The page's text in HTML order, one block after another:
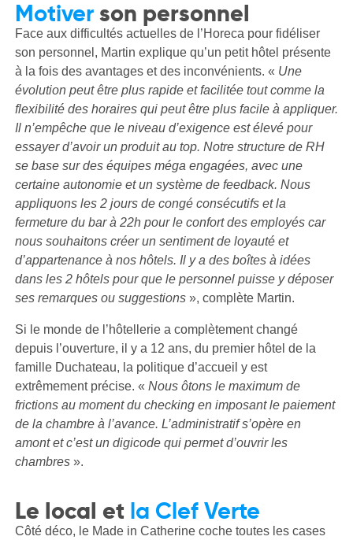
Motiverson personnel
Face aux difficultés actuelles de l’Horeca pour fidéliser
son personnel, Martin explique qu’un petit hôtel présente
à la fois des avantages et des inconvénients. « Une
évolution peut être plus rapide et facilitée tout comme la
flexibilité des horaires qui peut être plus facile à appliquer.
Il n’empêche que le niveau d’exigence est élevé pour
essayer d’avoir un produit au top. Notre structure de RH
se base sur des équipes méga engagées, avec une
certaine autonomie et un système de feedback. Nous
appliquons les 2 jours de congé consécutifs et la
fermeture du bar à 22h pour le confort des employés car
nous souhaitons créer un sentiment de loyauté et
d’appartenance à nos hôtels. Il y a des boîtes à idées
dans les 2 hôtels pour que le personnel puisse y déposer
ses remarques ou suggestions», complète Martin.
Si le monde de l’hôtellerie a complètement changé
depuis l’ouverture, il y a 12 ans, du premier hôtel de la
famille Duchateau, la politique d’accueil y est
extrêmement précise. « Nous ôtons le maximum de
frictions au moment du checking en imposant le paiement
de la chambre à l’avance. L’administratif s’opère en
amont et c’est un digicode qui permet d’ouvrir les
chambres».
Le local et la Clef Verte
Côté déco, le Made in Catherine coche toutes les cases